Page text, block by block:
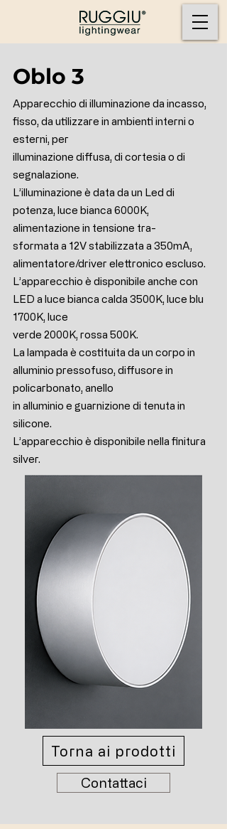
Oblo 3
Apparecchio di illuminazione da incasso,
fisso, da utilizzare in ambienti interni o
esterni, per
illuminazione diffusa, di cortesia o di
segnalazione.
L’illuminazione è data da un Led di
potenza, luce bianca 6000K,
alimentazione in tensione tra-
sformata a 12V stabilizzata a 350mA,
alimentatore/driver elettronico escluso.
L’apparecchio è disponibile anche con
LED a luce bianca calda 3500K, luce blu
1700K, luce
verde 2000K, rossa 500K.
La lampada è costituita da un corpo in
alluminio pressofuso, diffusore in
policarbonato, anello
in alluminio e guarnizione di tenuta in
silicone.
L’apparecchio è disponibile nella finitura
silver.
Torna ai prodotti
Contattaci